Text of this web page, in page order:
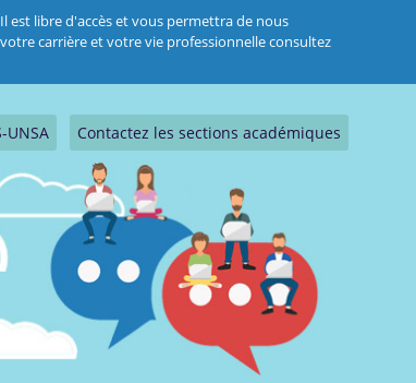
est libre d'accès et vous permettra de nous
carrière et votre vie professionnelle consultez
UNSA Contactez les sections académiques